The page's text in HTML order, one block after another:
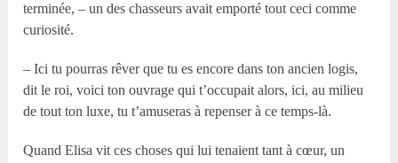
terminée, – un des chasseurs avait emporté tout ceci comme
curiosité.
– Ici tu pourras rêver que tu es encore dans ton ancien logis,
dit le roi, voici ton ouvrage qui t’occupait alors, ici, au milieu
de tout ton luxe, tu t’amuseras à repenser à ce temps-là.
Quand Elisa vit ces choses qui lui tenaient tant à cœur, un